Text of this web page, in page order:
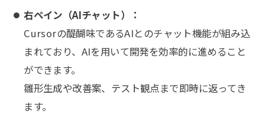
右ペイン（AIチャット）：
Cursorの醍醐味であるAIとのチャット機能が組み込
まれており、AIを用いて開発を効率的に進めること
ができます。
雛形生成や改善案、テスト観点まで即時に返ってき
ます。